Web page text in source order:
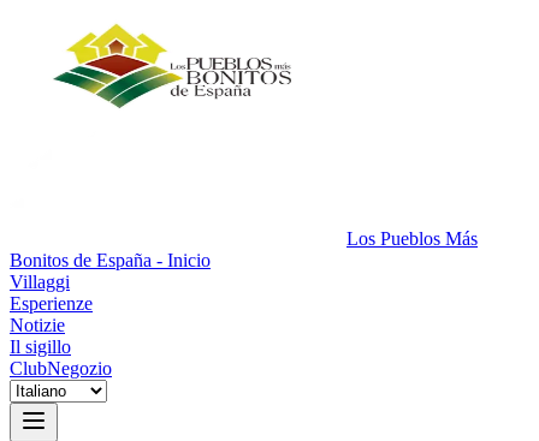
Los Pueblos Más
Bonitos de España - Inicio
Villaggi
Esperienze
Notizie
Il sigillo
ClubNegozio